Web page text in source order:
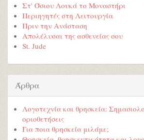
Στ' Όσιου Λουκά το Μοναστήρι
Περιηγητές στη Λειτουργία
Πριν την Ανάσταση
Απολέλυσαι της ασθενείας σου
St. Jude
Άρθρα
Λογοτεχνία και θρησκεία:
οριοθετήσεις
Για ποια θρησκεία μιλάμε;